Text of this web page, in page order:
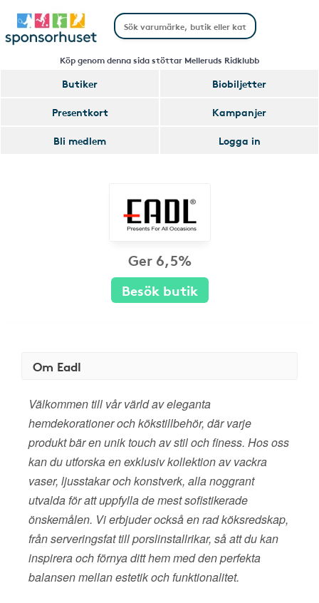
Köp genom denna sida stöttar Melleruds Ridklubb
Butiker
Biobiljetter
Presentkort
Kampanjer
Bli medlem
Logga in
Ger 6,5%
Besök butik
Om Eadl
Välkommen till vår värld av eleganta
hemdekorationer och kökstillbehör, där varje
produkt bär en unik touch av stil och finess. Hos oss
kan du utforska en exklusiv kollektion av vackra
vaser, ljusstakar och konstverk, alla noggrant
utvalda för att uppfylla de mest sofistikerade
önskemålen. Vi erbjuder också en rad köksredskap,
från serveringsfat till porslinstallrikar, så att du kan
inspirera och förnya ditt hem med den perfekta
balansen mellan estetik och funktionalitet.